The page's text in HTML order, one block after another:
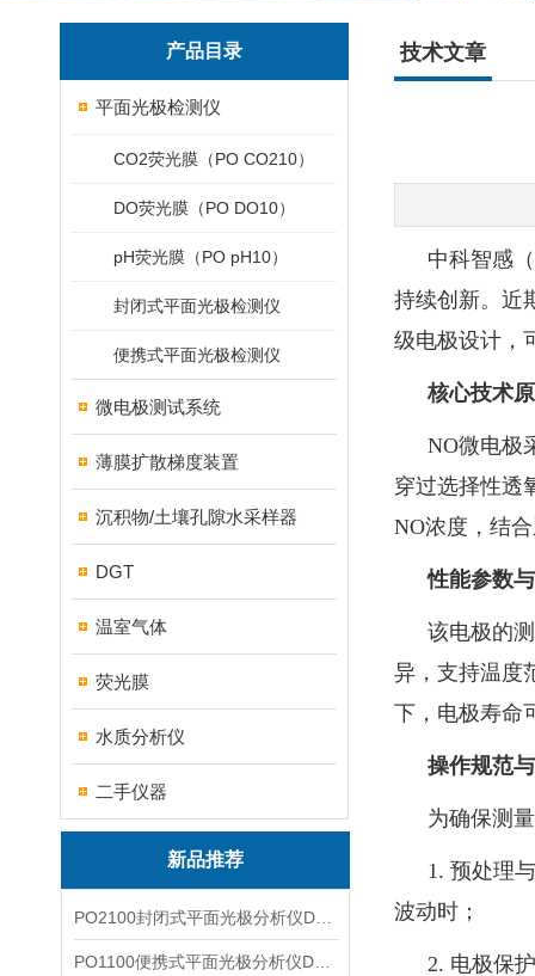
产品目录
平面光极检测仪
CO2荧光膜（PO CO210）
DO荧光膜（PO DO10）
pH荧光膜（PO pH10）
封闭式平面光极检测仪
便携式平面光极检测仪
微电极测试系统
薄膜扩散梯度装置
沉积物/土壤孔隙水采样器
DGT
温室气体
荧光膜
水质分析仪
二手仪器
新品推荐
技术文章
中科智感
持续创新。近
级电极设计，
核心技术
NO微电极
穿过选择性透
NO浓度，结
性能参数
该电极的
异，支持温度
下，电极寿命
操作规范
为确保测
1. 预处理
波动时；
2. 电极保